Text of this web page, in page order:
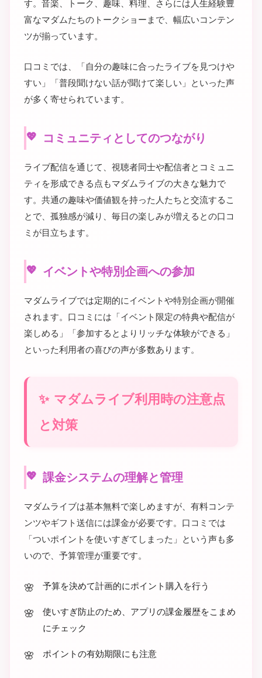
す。音楽、トーク、趣味、料理、さらには人生経験豊
富なマダムたちのトークショーまで、幅広いコンテン
ツが揃っています。
口コミでは、「自分の趣味に合ったライブを見つけや
すい」「普段聞けない話が聞けて楽しい」といった声
が多く寄せられています。
コミュニティとしてのつながり
ライブ配信を通じて、視聴者同士や配信者とコミュニ
ティを形成できる点もマダムライブの大きな魅力で
す。共通の趣味や価値観を持った人たちと交流するこ
とで、孤独感が減り、毎日の楽しみが増えるとの口コ
ミが目立ちます。
イベントや特別企画への参加
マダムライブでは定期的にイベントや特別企画が開催
されます。口コミには「イベント限定の特典や配信が
楽しめる」「参加するとよりリッチな体験ができる」
といった利用者の喜びの声が多数あります。
マダムライブ利用時の注意点
と対策
課金システムの理解と管理
マダムライブは基本無料で楽しめますが、有料コンテ
ンツやギフト送信には課金が必要です。口コミでは
「ついポイントを使いすぎてしまった」という声も多
いので、予算管理が重要です。
予算を決めて計画的にポイント購入を行う
使いすぎ防止のため、アプリの課金履歴をこまめ
にチェック
ポイントの有効期限にも注意